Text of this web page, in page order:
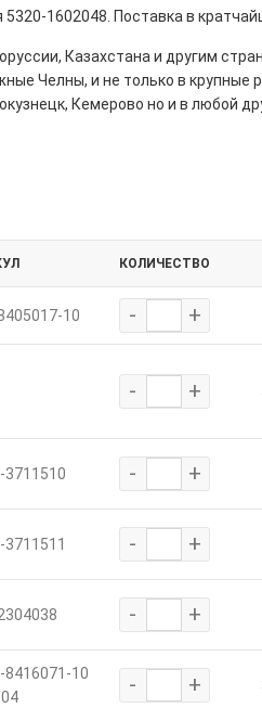
1602048. Поставка в
Казахстана и другим
Челны, и не только в крупные
Кемерово но и в любой
КОЛИЧЕСТВО
10 - +
- +
3711510 - +
3711511 - +
- +
8416071-10
- +